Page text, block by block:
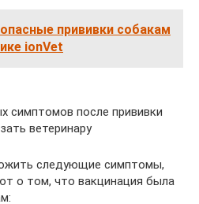
прививки собакам
ionVet
симптомов после прививки
ветеринару
следующие симптомы,
о том, что вакцинация была